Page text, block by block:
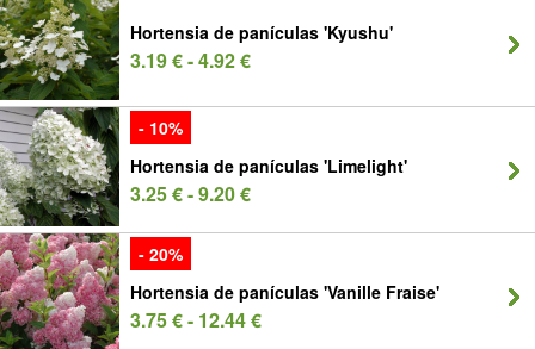
Hortensia de panículas 'Kyushu'
3.19 € - 4.92 €
- 10%
Hortensia de panículas 'Limelight'
3.25 € - 9.20 €
- 20%
Hortensia de panículas 'Vanille Fraise'
3.75 € - 12.44 €